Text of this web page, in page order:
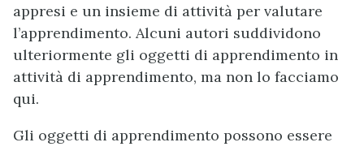
appresi e un insieme di attività per valutare
l’apprendimento. Alcuni autori suddividono
ulteriormente gli oggetti di apprendimento in
attività di apprendimento, ma non lo facciamo
qui.
Gli oggetti di apprendimento possono essere